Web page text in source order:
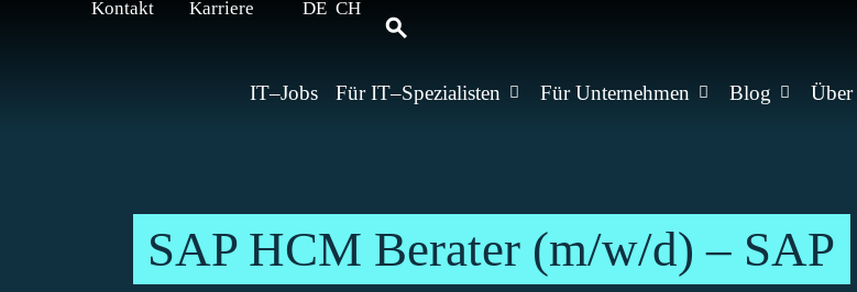
Kontakt Karriere DE CH
IT–Jobs Für IT–Spezialisten Für Unternehmen Blog Über
SAP HCM Berater (m/w/d) – SAP